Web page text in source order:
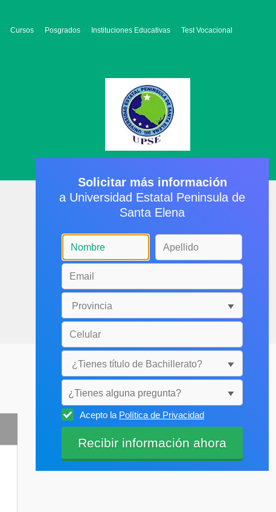
Cursos Posgrados Instituciones Educativas Test Vocacional
Solicitar más información
a Universidad Estatal Peninsula de
Santa Elena
¿Tienes alguna pregunta?
Selecciónala
Acepto la Política de Privacidad